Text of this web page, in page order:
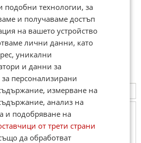
подобни технологии, за
и получаваме достъп
на вашето устройство
лични данни, като
уникални
и данни за
персонализирани
измерване на
анализ на
и подобряване на
от трети страни
да обработват